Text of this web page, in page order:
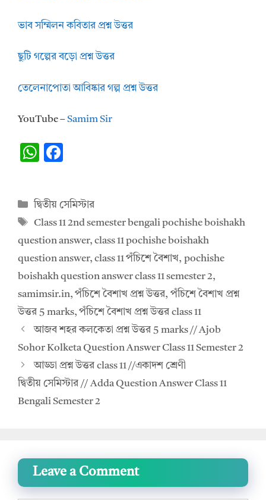
ভাব সম্মিলন কবিতার প্রশ্ন উত্তর
ছুটি গল্পের বড়ো প্রশ্ন উত্তর
তেলেনাপোতা আবিষ্কার গল্প প্রশ্ন উত্তর
YouTube –Samim Sir
W
s
A
p
p
b
o
o
k
Categories
দ্বিতীয় সেমিস্টার
Tags
Class 11 2nd semester bengali pochishe boishakh
question answer, class 11 pochishe boishakh
question answer, class 11 পঁচিশে বৈশাখ, pochishe
boishakh question answer class 11 semester 2,
samimsir.in, পঁচিশে বৈশাখ প্রশ্ন উত্তর, পঁচিশে বৈশাখ প্রশ্ন
উত্তর 5 marks, পঁচিশে বৈশাখ প্রশ্ন উত্তর class 11
আজব শহর কলকেতা প্রশ্ন উত্তর 5 marks // Ajob
Sohor Kolketa Question Answer Class 11 Semester 2
আড্ডা প্রশ্ন উত্তর class 11 //একাদশ শ্রেণী
দ্বিতীয় সেমিস্টার // Adda Question Answer Class 11
Bengali Semester 2
Leave a Comment